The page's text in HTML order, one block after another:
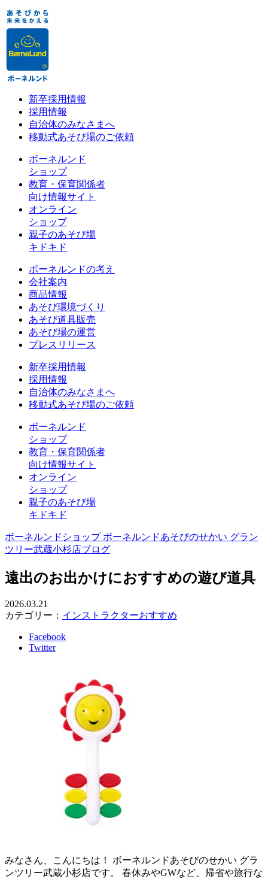
新卒採用情報
採用情報
自治体のみなさまへ
移動式あそび場のご依頼
ボーネルンド
ショップ
教育・保育関係者
向け情報サイト
オンライン
ショップ
親子のあそび場
キドキド
ボーネルンドの考え
会社案内
商品情報
あそび環境づくり
あそび道具販売
あそび場の運営
プレスリリース
新卒採用情報
採用情報
自治体のみなさまへ
移動式あそび場のご依頼
ボーネルンド
ショップ
教育・保育関係者
向け情報サイト
オンライン
ショップ
親子のあそび場
キドキド
ボーネルンドショップ ボーネルンドあそびのせかい グラン
ツリー武蔵小杉店ブログ
遠出のお出かけにおすすめの遊び道具
2026.03.21
カテゴリー： インストラクターおすすめ
Facebook
Twitter
みなさん、こんにちは！ ボーネルンドあそびのせかい グラ
ンツリー武蔵小杉店です。 春休みやGWなど、帰省や旅行な